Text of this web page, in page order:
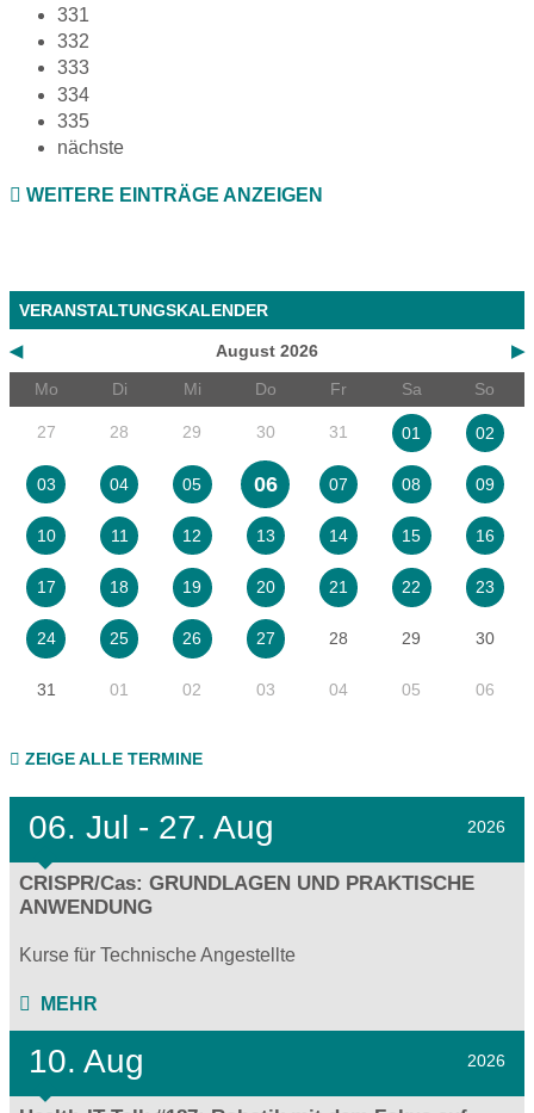
331
332
333
334
335
nächste
WEITERE EINTRÄGE ANZEIGEN
VERANSTALTUNGSKALENDER
◀ ▶
August 2026
Mo
Di Mi Do Fr Sa So
27 28 29 30 31 01 02
03 04 05 06 07 08 09
10 11 12 13 14 15 16
17 18 19 20 21 22 23
24 25 26 27 28 29 30
31 01 02 03 04 05 06
ZEIGE ALLE TERMINE
06. Jul - 27. Aug 2026
CRISPR/Cas: GRUNDLAGEN UND PRAKTISCHE
ANWENDUNG
Kurse für Technische Angestellte
MEHR
10. Aug 2026